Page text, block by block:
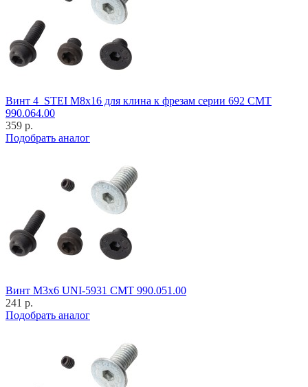
Винт 4_STEI M8x16 для клина к фрезам серии 692 CMT
990.064.00
359 р.
Подобрать аналог
Винт M3x6 UNI-5931 CMT 990.051.00
241 р.
Подобрать аналог